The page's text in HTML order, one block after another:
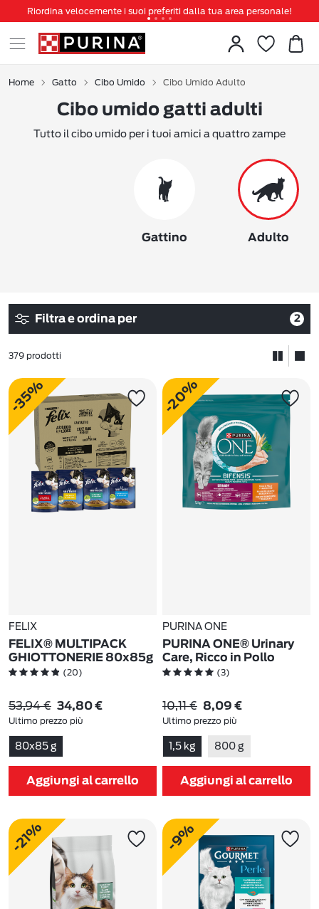
Riordina velocemente i suoi preferiti dalla tua area personale!
Tanti sconti e novità ti aspettano, non perderteli!
Spedizione gratuita a partire da 49 €
Home Gatto Cibo Umido Cibo Umido Adulto
Cibo umido gatti adulti
Tutto il cibo umido per i tuoi amici a quattro zampe
Gattino Adulto
Filtra e ordina per 2
379 prodotti
-35%
FELIX
FELIX® MULTIPACK
GHIOTTONERIE 80x85g
(20)
53,94 € 34,80 €
Ultimo prezzo più
basso: 53,94 €
80x85 g
Aggiungi al carrello
-20%
PURINA ONE
PURINA ONE® Urinary
Care, Ricco in Pollo
(3)
10,11 € 8,09 €
Ultimo prezzo più
basso: 10,11 €
1,5 kg 800 g
Aggiungi al carrello
-21% -9%